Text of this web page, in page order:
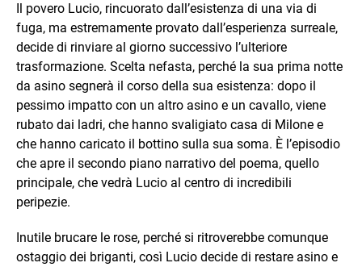
Il povero Lucio, rincuorato dall’esistenza di una via di
fuga, ma estremamente provato dall’esperienza surreale,
decide di rinviare al giorno successivo l’ulteriore
trasformazione. Scelta nefasta, perché la sua prima notte
da asino segnerà il corso della sua esistenza: dopo il
pessimo impatto con un altro asino e un cavallo, viene
rubato dai ladri, che hanno svaligiato casa di Milone e
che hanno caricato il bottino sulla sua soma. È l’episodio
che apre il secondo piano narrativo del poema, quello
principale, che vedrà Lucio al centro di incredibili
peripezie.
Inutile brucare le rose, perché si ritroverebbe comunque
ostaggio dei briganti, così Lucio decide di restare asino e